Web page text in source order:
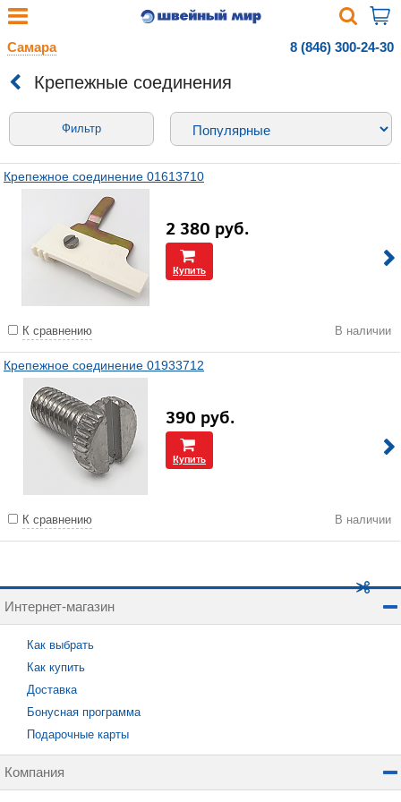
Самара 8 (846) 300-24-30
Крепежные соединения
Фильтр
Крепежное соединение 01613710
2 380 руб.
Купить
К сравнению В наличии
Крепежное соединение 01933712
390 руб.
Купить
К сравнению В наличии
Интернет-магазин
Как выбрать
Как купить
Доставка
Бонусная программа
Подарочные карты
Компания